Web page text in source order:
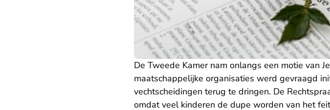
De Tweede Kamer nam onlangs een motie van
maatschappelijke organisaties werd gevraagd
vechtscheidingen terug te dringen. De
omdat veel kinderen de dupe worden van het